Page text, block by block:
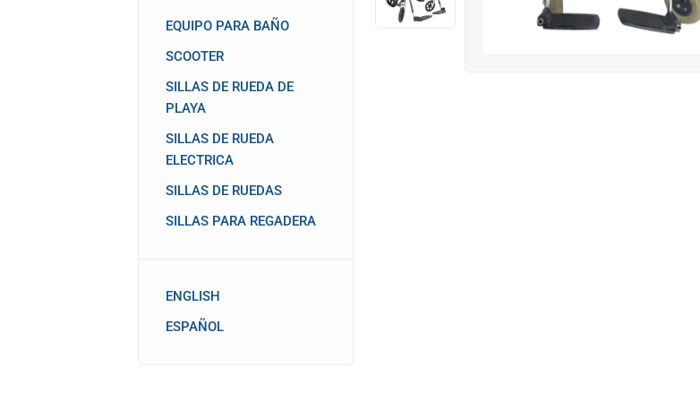
EQUIPO PARA BAÑO
SCOOTER
SILLAS DE RUEDA DE
PLAYA
SILLAS DE RUEDA
ELECTRICA
SILLAS DE RUEDAS
SILLAS PARA REGADERA
ENGLISH
ESPAÑOL